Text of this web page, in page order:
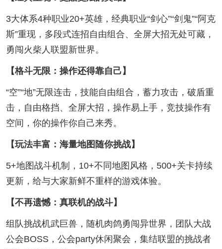
3大体系4种职业20+英雄，经典职业“剑心”“剑鬼”“阿克
斯”重现，多段式连招自由组合、全屏大招无处可藏，
勇闯火柴人联盟新世界。
【格斗无限：操作还得靠自己】
“空”“地”无限连击，技能自由组合，蓄力攻击，破盾重
击，自由格挡、全屏大招，操作易上手，竞技操作有
空间，你的操作你自己来秀。
【玩法丰富：海量地图随你挑战】
5+地图战斗机制，10+不同地图风格，500+关卡持续
更新，给与大家新鲜不重样的游戏体验。
【不再遗憾：真联机的战斗】
组队挑战机武巨兽，随机肉鸽勇闯异世界，团队大战
公会BOSS，公会party休闲聚会，集结联盟的挑战者